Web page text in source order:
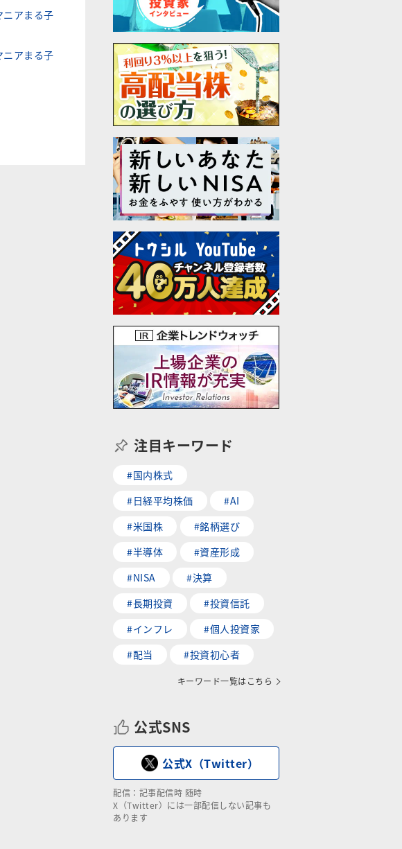
ニアまる子
ニアまる子
注目キーワード
#国内株式
#日経平均株価
#AI
#米国株
#銘柄選び
#半導体
#資産形成
#NISA
#決算
#長期投資
#投資信託
#インフレ
#個人投資家
#配当
#投資初心者
キーワード一覧はこちら
公式SNS
公式X（Twitter）
配信：記事配信時 随時
X（Twitter）には一部配信しない記事も
あります